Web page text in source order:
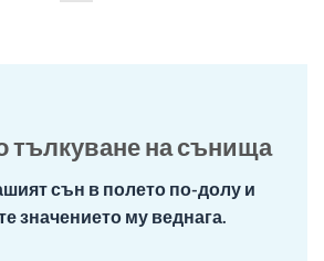
тълкуване на сънища
сън в полето по-долу и
значението му веднага.